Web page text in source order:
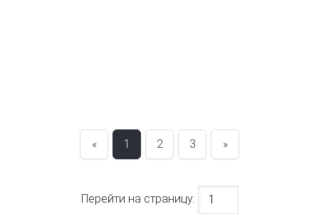
« 1 2 3 »
Перейти на страницу: